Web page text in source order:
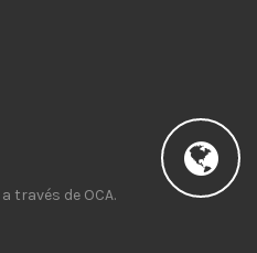
través de OCA.